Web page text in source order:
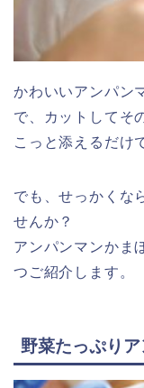
かわいいアンパン
で、カットしてそ
こっと添えるだけ
でも、せっかくな
せんか？
アンパンマンかま
つご紹介します。
野菜たっぷり